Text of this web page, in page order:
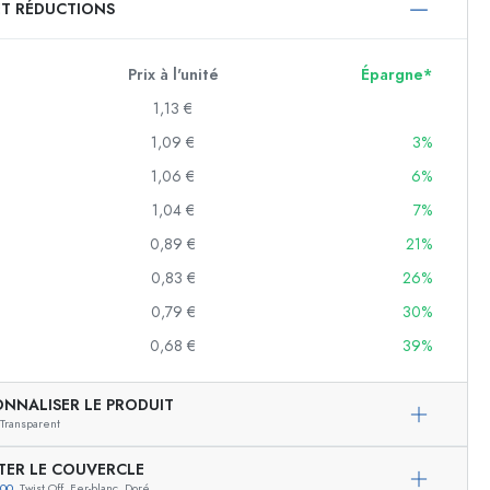
ml
ml
RÉDUCTIONS
Prix à l'unité
Épargne*
1,13 €
1,09 €
3%
1,06 €
6%
1,04 €
7%
0,89 €
21%
0,83 €
26%
0,79 €
30%
0,68 € 39%
LE PRODUIT
Transparent
LE COUVERCLE